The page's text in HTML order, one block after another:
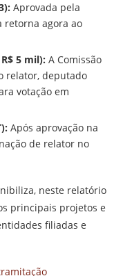
Aprovada pela
retorna agora ao
5 mil): A Comissão
relator, deputado
votação em
Após aprovação na
de relator no
neste relatório
principais projetos e
filiadas e